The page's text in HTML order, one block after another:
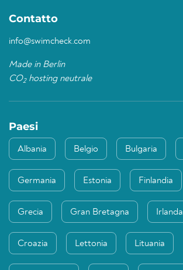
Contatto
info@swimcheck.com
Made in Berlin
CO2hosting neutrale
Paesi
Albania Belgio Bulgaria
Germania Estonia Finlandia
Grecia Gran Bretagna Irlanda
Croazia Lettonia Lituania